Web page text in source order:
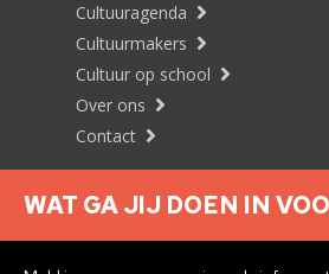
Cultuuragenda
Cultuurmakers
Cultuur op school
Over ons
Contact
Nieuwsbrief aanmelden
WAT GA JIJ DOEN IN